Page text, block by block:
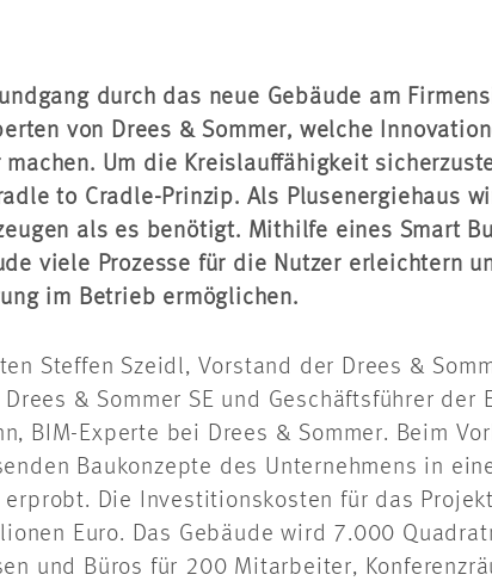
durch das neue Gebäude am
von Drees & Sommer, welche
machen. Um die Kreislauffähigkeit
to Cradle-Prinzip. Als Plusenergiehaus
als es benötigt. Mithilfe eines Smart
viele Prozesse für die Nutzer erleichtern
im Betrieb ermöglichen.
Steffen Szeidl, Vorstand der Drees &
& Sommer SE und Geschäftsführer der
BIM-Experte bei Drees & Sommer. Beim
Baukonzepte des Unternehmens in
Die Investitionskosten für das Projekt
Euro. Das Gebäude wird 7.000
und Büros für 200 Mitarbeiter,